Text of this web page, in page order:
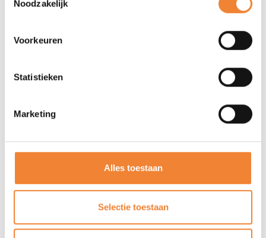
Noodzakelijk
Voorkeuren
Statistieken
Marketing
Alles toestaan
Selectie toestaan
5 dagen Valencia
LEES MEER